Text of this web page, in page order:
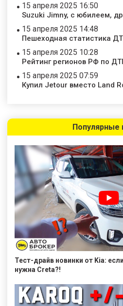
15 апреля 2025 16:50
Suzuki Jimny, с юбилеем,
15 апреля 2025 14:48
Пешеходная статистика
15 апреля 2025 10:28
Рейтинг регионов РФ по
15 апреля 2025 07:59
Купил Jetour вместо Land
Популярные
Тест-драйв новинки от Kia:
нужна Creta?!